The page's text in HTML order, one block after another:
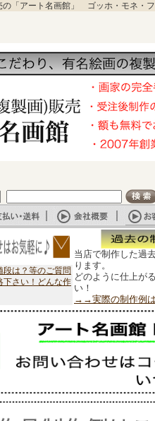
の「アート名画館」 ゴッホ・モネ・
段は？等のご質問
下さい！どんな作
当店で制作した過
ります。
どのように仕上が
い！
→→実際の制作例